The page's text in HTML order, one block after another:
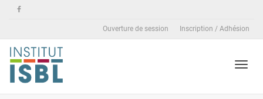
Ouverture de session Inscription / Adhésion